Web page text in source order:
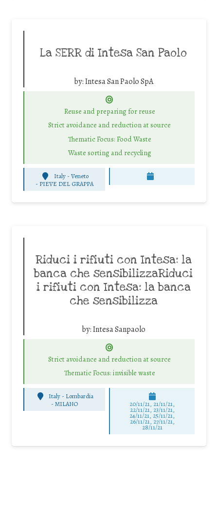
La SERR di Intesa San Paolo
by:Intesa San Paolo SpA
Reuse and preparing for reuse
Strict avoidance and reduction at source
Thematic Focus: Food Waste
Waste sorting and recycling
Italy - Veneto
- PIEVE DEL GRAPPA
Riduci i rifiuti con Intesa: la
banca che sensibilizzaRiduci
i rifiuti con Intesa: la banca
che sensibilizza
by:Intesa Sanpaolo
Strict avoidance and reduction at source
Thematic Focus: invisible waste
Italy - Lombardia
-MILANO 20/11/21, 21/11/21,
22/11/21, 23/11/21,
24/11/21, 25/11/21,
26/11/21, 27/11/21,
28/11/21